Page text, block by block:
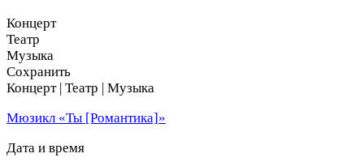
Концерт
Театр
Музыка
Сохранить
Концерт | Театр | Музыка
Мюзикл «Ты [Романтика]»
Дата и время